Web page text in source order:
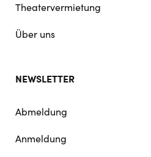
Theatervermietung
Über uns
NEWSLETTER
Abmeldung
Anmeldung